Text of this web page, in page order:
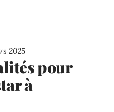
2025
pour
à